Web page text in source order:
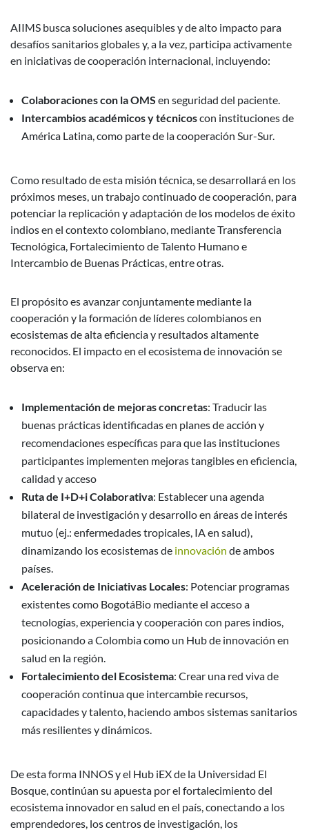
AIIMS busca soluciones asequibles y de alto impacto para
desafíos sanitarios globales y, a la vez, participa activamente
en iniciativas de cooperación internacional, incluyendo:
Colaboraciones con la OMS en seguridad del paciente.
Intercambios académicos y técnicoscon instituciones de
América Latina, como parte de la cooperación Sur-Sur.
Como resultado de esta misión técnica, se desarrollará en los
próximos meses, un trabajo continuado de cooperación, para
potenciar la replicación y adaptación de los modelos de éxito
indios en el contexto colombiano, mediante Transferencia
Tecnológica, Fortalecimiento de Talento Humano e
Intercambio de Buenas Prácticas, entre otras.
El propósito es avanzar conjuntamente mediante la
cooperación y la formación de líderes colombianos en
ecosistemas de alta eficiencia y resultados altamente
reconocidos. El impacto en el ecosistema de innovación se
observa en:
Implementación de mejoras concretas: Traducir las
buenas prácticas identificadas en planes de acción y
recomendaciones específicas para que las instituciones
participantes implementen mejoras tangibles en eficiencia,
calidad y acceso
Ruta de I+D+i Colaborativa: Establecer una agenda
bilateral de investigación y desarrollo en áreas de interés
mutuo (ej.: enfermedades tropicales, IA en salud),
dinamizando los ecosistemas de innovación de ambos
países.
Aceleración de Iniciativas Locales: Potenciar programas
existentes como BogotáBio mediante el acceso a
tecnologías, experiencia y cooperación con pares indios,
posicionando a Colombia como un Hub de innovación en
salud en la región.
Fortalecimiento del Ecosistema: Crear una red viva de
cooperación continua que intercambie recursos,
capacidades y talento, haciendo ambos sistemas sanitarios
más resilientes y dinámicos.
De esta forma INNOS y el Hub iEX de la Universidad El
Bosque, continúan su apuesta por el fortalecimiento del
ecosistema innovador en salud en el país, conectando a los
emprendedores, los centros de investigación, los